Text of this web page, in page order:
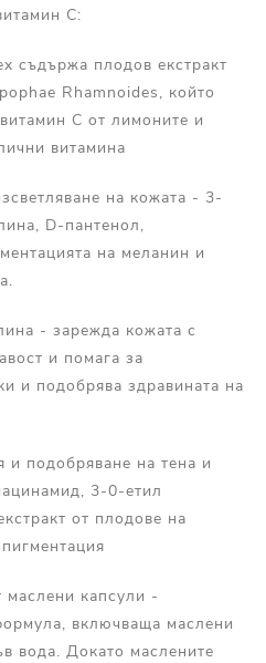
С:
съдържа плодов екстракт
Rhamnoides, който
С от лимоните и
витамина
на кожата - 3-
D-пантенол,
на меланин и
- зарежда кожата с
и помага за
и подобрява здравината на
и подобряване на тена и
3-0-етил
от плодове на
капсули -
включваща маслени
вода. Докато маслените